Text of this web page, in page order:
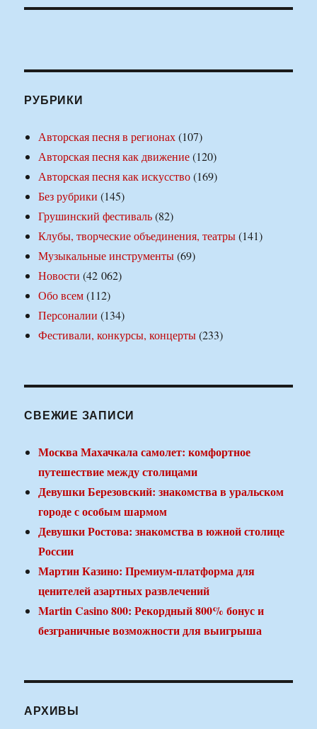
РУБРИКИ
Авторская песня в регионах(107)
Авторская песня как движение(120)
Авторская песня как искусство(169)
Без рубрики (145)
Грушинский фестиваль(82)
Клубы, творческие объединения, театры(141)
Музыкальные инструменты(69)
Новости (42 062)
Обо всем(112)
Персоналии (134)
Фестивали, конкурсы, концерты(233)
СВЕЖИЕ ЗАПИСИ
Москва Махачкала самолет: комфортное
путешествие между столицами
Девушки Березовский: знакомства в уральском
городе с особым шармом
Девушки Ростова: знакомства в южной столице
России
Мартин Казино: Премиум-платформа для
ценителей азартных развлечений
Martin Casino 800: Рекордный 800% бонус и
безграничные возможности для выигрыша
АРХИВЫ